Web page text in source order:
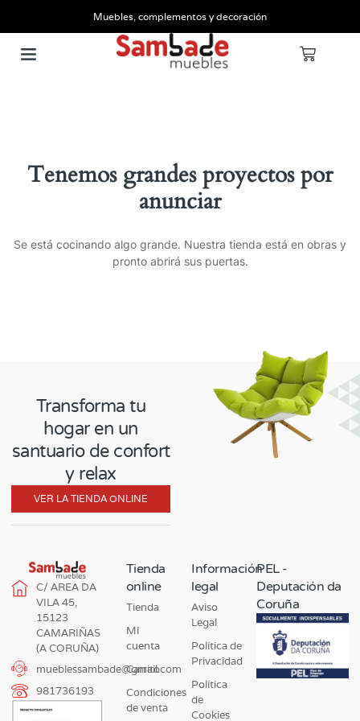
Muebles, complementos y decoración
Tenemos grandes proyectos por
anunciar
Se está cocinando algo grande. Nuestra tienda está en obras y
pronto abrirá sus puertas.
Transforma tu
hogar en un
santuario de confort
y relax
VER LA TIENDA ONLINE
C/ AREA DA
VILA 45,
15123
CAMARIÑAS
(A CORUÑA)
mueblessambade@gmail.com
981736193
Tienda
online
Tienda
Mi
cuenta
Carrito
Condiciones
de venta
Información
legal
Aviso
Legal
Política de
Privacidad
Política
de
Cookies
PEL -
Deputación da
Coruña